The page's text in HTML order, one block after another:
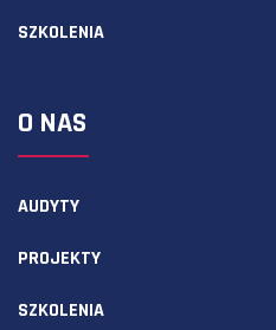
SZKOLENIA
O NAS
AUDYTY
PROJEKTY
SZKOLENIA